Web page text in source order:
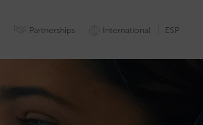
Partnerships International ESP